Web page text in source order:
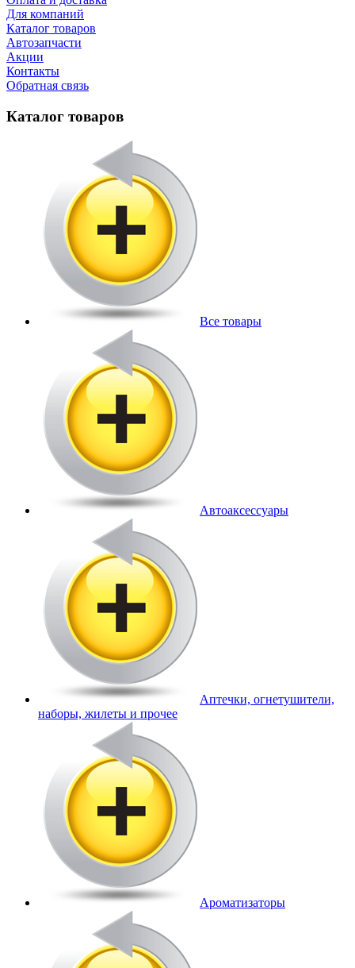
Для компаний
Каталог товаров
Автозапчасти
Акции
Контакты
Обратная связь
Каталог товаров
Все товары
Автоаксессуары
Аптечки, огнетушители,
наборы, жилеты и прочее
Ароматизаторы